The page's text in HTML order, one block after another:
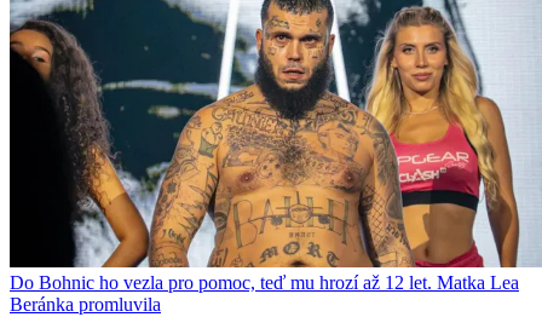
Do Bohnic ho vezla pro pomoc, teď mu hrozí až 12 let. Matka Lea
Beránka promluvila